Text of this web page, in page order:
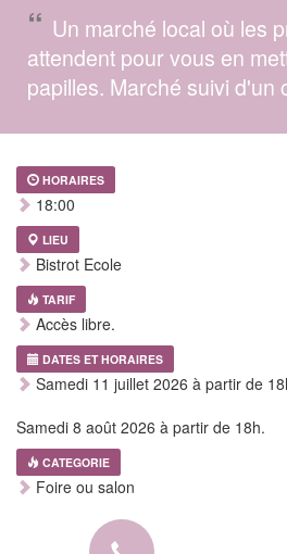
“ Un marché local où les
attendent pour vous en
papilles. Marché suivi d'un
HORAIRES
18:00
LIEU
Bistrot Ecole
TARIF
Accès libre.
DATES ET HORAIRES
Samedi 11 juillet 2026 à partir de
Samedi 8 août 2026 à partir de 18h.
CATEGORIE
Foire ou salon